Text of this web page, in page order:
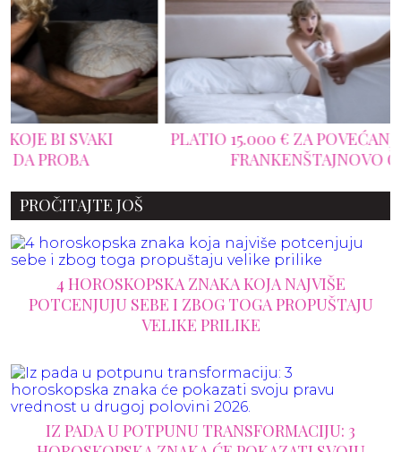
PLATIO 15.000 € ZA POVEĆANJE PENISA I POSTAO
FRANKENŠTAJNOVO ČUDOVIŠTE
PROČITAJTE JOŠ
4 HOROSKOPSKA ZNAKA KOJA NAJVIŠE
POTCENJUJU SEBE I ZBOG TOGA PROPUŠTAJU
VELIKE PRILIKE
IZ PADA U POTPUNU TRANSFORMACIJU: 3